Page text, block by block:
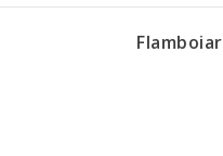
Flamboiar